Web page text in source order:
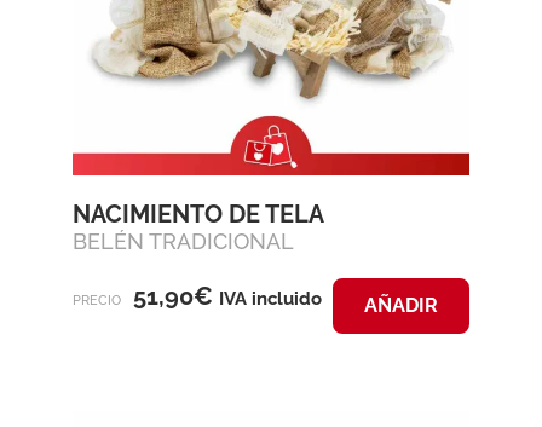
NACIMIENTO DE TELA
BELÉN TRADICIONAL
PRECIO 51,90€ IVA incluido AÑADIR